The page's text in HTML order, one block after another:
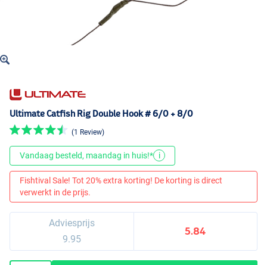
Ultimate Catfish Rig Double Hook # 6/0 + 8/0
(1 Review)
Vandaag besteld, maandag in huis!* i
Fishtival Sale! Tot 20% extra korting! De korting is direct
verwerkt in de prijs.
Adviesprijs
9.95
5.84